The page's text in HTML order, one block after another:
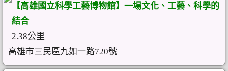
【高雄國立科學工藝博物館】一場文化、工藝、科學的
結合
2.38公里
高雄市三民區九如一路720號